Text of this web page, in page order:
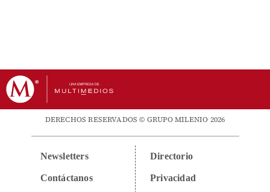
DERECHOS RESERVADOS © GRUPO MILENIO 2026
Newsletters
Contáctanos
Directorio
Privacidad